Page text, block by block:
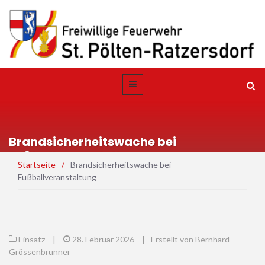
Brandsicherheitswache bei
Fußballveranstaltung
Startseite / Brandsicherheitswache bei
Fußballveranstaltung
Einsatz | 28. Februar 2026 |
Erstellt von Bernhard
Grössenbrunner